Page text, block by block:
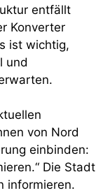
entfällt
Konverter
ist wichtig,
und
von Nord
einbinden:
Die Stadt
informieren.